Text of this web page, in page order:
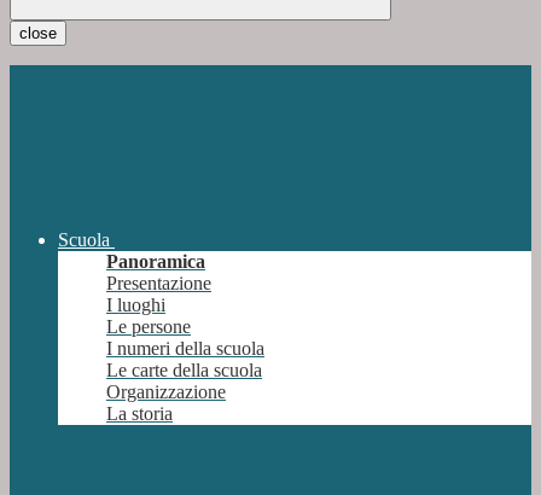
close
Scuola
Panoramica
Presentazione
I luoghi
Le persone
I numeri della scuola
Le carte della scuola
Organizzazione
La storia